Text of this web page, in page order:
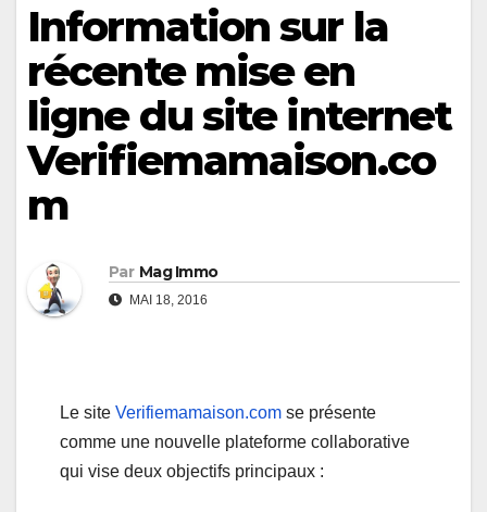
Information sur la
récente mise en
ligne du site internet
Verifiemamaison.co
m
Par Mag Immo
MAI 18, 2016
Le site Verifiemamaison.com se présente
comme une nouvelle plateforme collaborative
qui vise deux objectifs principaux :